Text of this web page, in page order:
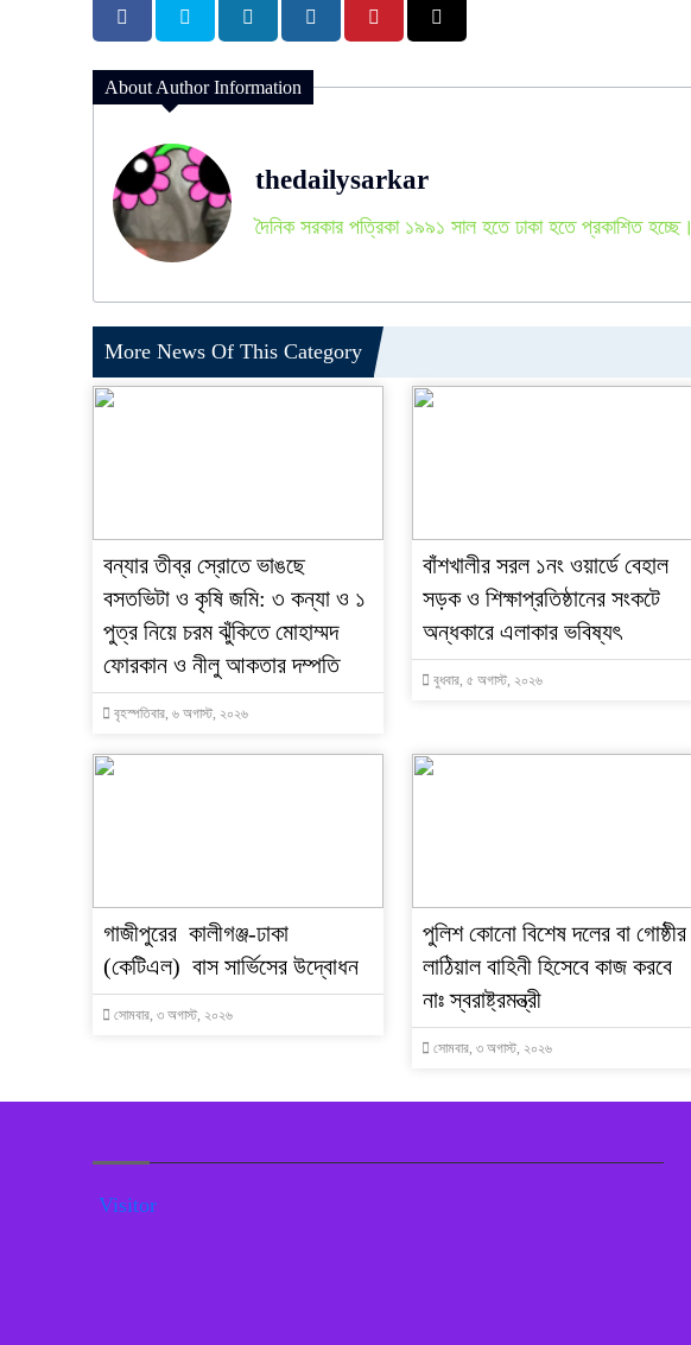
About Author Information
thedailysarkar
দৈনিক সরকার পত্রিকা ১৯৯১ সাল হতে ঢাকা হতে প্রকাশিত হচ্ছে।
More News Of This Category
বন্যার তীব্র স্রোতে ভাঙছে
বসতভিটা ও কৃষি জমি: ৩ কন্যা ও ১
পুত্র নিয়ে চরম ঝুঁকিতে মোহাম্মদ
ফোরকান ও নীলু আকতার দম্পতি
বৃহস্পতিবার, ৬ অগাস্ট, ২০২৬
বাঁশখালীর সরল ১নং ওয়ার্ডে বেহাল
সড়ক ও শিক্ষাপ্রতিষ্ঠানের সংকটে
অন্ধকারে এলাকার ভবিষ্যৎ
বুধবার, ৫ অগাস্ট, ২০২৬
গাজীপুরের কালীগঞ্জ-ঢাকা
(কেটিএল) বাস সার্ভিসের উদ্বোধন
সোমবার, ৩ অগাস্ট, ২০২৬
পুলিশ কোনো বিশেষ দলের বা গোষ্ঠীর
লাঠিয়াল বাহিনী হিসেবে কাজ করবে
নাঃ স্বরাষ্ট্রমন্ত্রী
সোমবার, ৩ অগাস্ট, ২০২৬
Visitor